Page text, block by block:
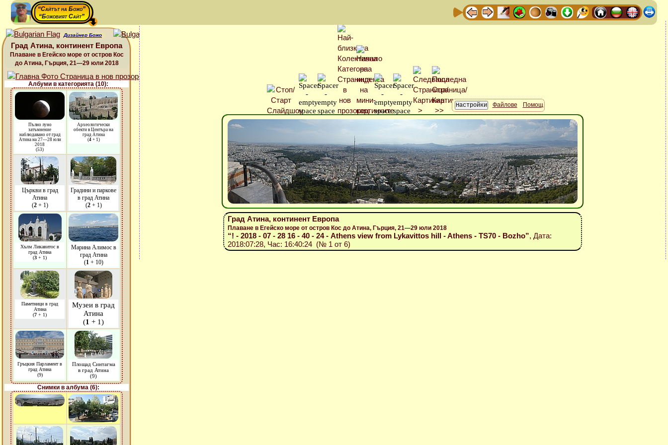
“Сайтът на Божо”
“Божовият Сайт”
Дизайнер Божо
Град Атина, континент Европа
Плаване в Егейско море от остров Кос
до Атина, Гърция, 21—29 юли 2018
Албуми в категорията (10):
Пълно луно
затъмнение
наблюдавано от град
Атина на 27—28 юли
2018
(53)
Археологически
обекти в Центъра на
град Атина
(4+ 1)
Църкви в град
Атина
(2+ 1)
Градини и паркове
в град Атина
(2+ 1)
Хълм Ликавитос в
град Атина
(3 + 1)
Марина Алимос в
град Атина
(1+ 10)
Паметници в град
Атина
(7 + 1)
Музеи в град
Атина
(1 + 1)
Гръцкия Парламент в
град Атина
(9)
Площад Синтагма
в град Атина
(9)
Снимки в албума (6):
Файлове Помощ
Град Атина, континент Европа
Плаване в Егейско море от остров Кос до Атина, Гърция, 21—29 юли 2018
“! - 2018 - 07 - 28 16 - 40 - 24 - Athens view from Lykavittos hill - Athens - TS70 - Bozho”, Дата:
2018:07:28, Час: 16:40:24 (№ 1 от 6)